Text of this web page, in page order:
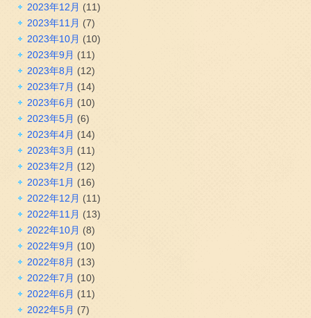
2023年12月 (11)
2023年11月 (7)
2023年10月 (10)
2023年9月 (11)
2023年8月 (12)
2023年7月 (14)
2023年6月 (10)
2023年5月 (6)
2023年4月 (14)
2023年3月 (11)
2023年2月 (12)
2023年1月 (16)
2022年12月 (11)
2022年11月 (13)
2022年10月 (8)
2022年9月 (10)
2022年8月 (13)
2022年7月 (10)
2022年6月 (11)
2022年5月 (7)